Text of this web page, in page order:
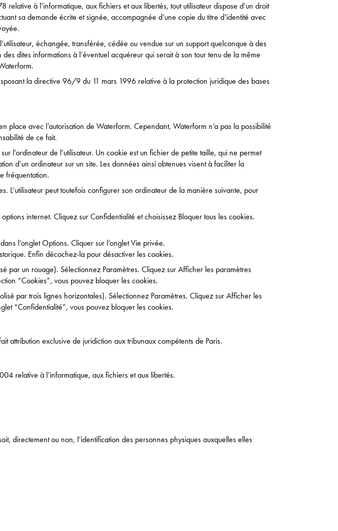
à l’informatique, aux fichiers et aux libertés, tout utilisateur dispose d’un droit
sa demande écrite et signée, accompagnée d’une copie du titre d’identité avec
échangée, transférée, cédée ou vendue sur un support quelconque à des
dites informations à l’éventuel acquéreur qui serait à son tour tenu de la même
la directive 96/9 du 11 mars 1996 relative à la protection juridique des bases
place avec l’autorisation de Waterform. Cependant, Waterform n’a pas la possibilité
de ce fait.
l’ordinateur de l’utilisateur. Un cookie est un fichier de petite taille, qui ne permet
d’un ordinateur sur un site. Les données ainsi obtenues visent à faciliter la
fréquentation.
L’utilisateur peut toutefois configurer son ordinateur de la manière suivante, pour
internet. Cliquez sur Confidentialité et choisissez Bloquer tous les cookies.
l’onglet Options. Cliquer sur l’onglet Vie privée.
Enfin décochez-la pour désactiver les cookies.
par un rouage). Sélectionnez Paramètres. Cliquez sur Afficher les paramètres
“Cookies”, vous pouvez bloquer les cookies.
par trois lignes horizontales). Sélectionnez Paramètres. Cliquez sur Afficher les
“Confidentialité”, vous pouvez bloquer les cookies.
attribution exclusive de juridiction aux tribunaux compétents de Paris.
relative à l’informatique, aux fichiers et aux libertés.
directement ou non, l’identification des personnes physiques auxquelles elles